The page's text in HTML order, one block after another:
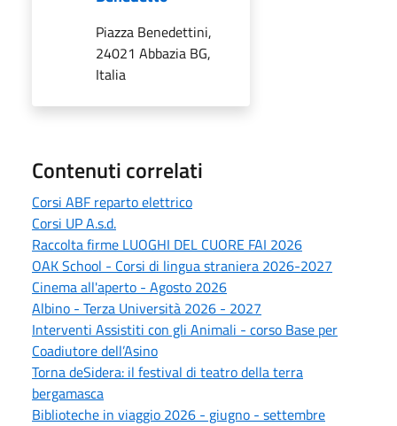
Piazza Benedettini,
24021 Abbazia BG,
Italia
Contenuti correlati
Corsi ABF reparto elettrico
Corsi UP A.s.d.
Raccolta firme LUOGHI DEL CUORE FAI 2026
OAK School - Corsi di lingua straniera 2026-2027
Cinema all'aperto - Agosto 2026
Albino - Terza Università 2026 - 2027
Interventi Assistiti con gli Animali - corso Base per
Coadiutore dell’Asino
Torna deSidera: il festival di teatro della terra
bergamasca
Biblioteche in viaggio 2026 - giugno - settembre